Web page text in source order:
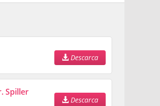
Descarca
Spiller
Descarca